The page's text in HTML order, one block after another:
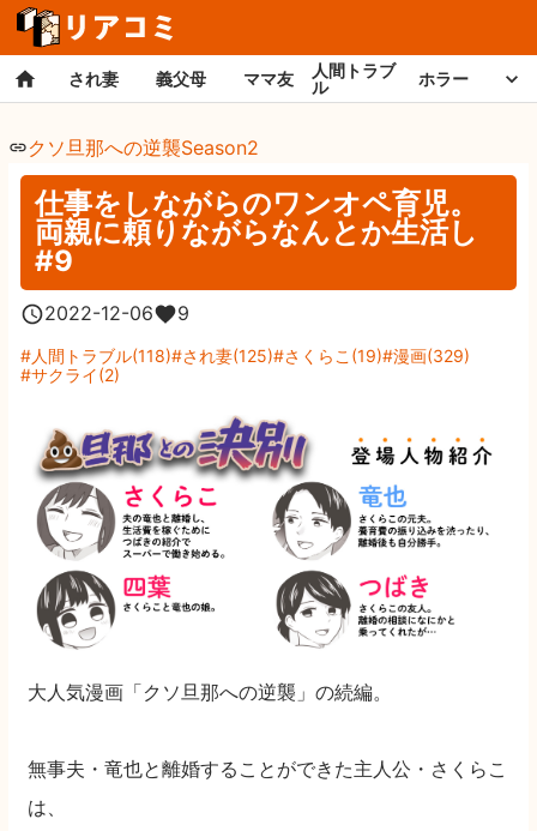
され妻 義父母 ママ友
人間トラブ
ル
ホラー
クソ旦那への逆襲Season2
仕事をしながらのワンオペ育児。
両親に頼りながらなんとか生活し
#9
2022-12-06 9
人間トラブル(118) され妻(125) さくらこ (19) 漫画(329)
サクライ(2)
大人気漫画「クソ旦那への逆襲」の続編。
無事夫・竜也と離婚することができた主人公・さくらこ
は、